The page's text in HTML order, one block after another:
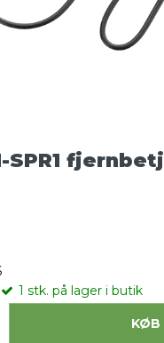
SPR1
1 stk. på lager i butik
KØB